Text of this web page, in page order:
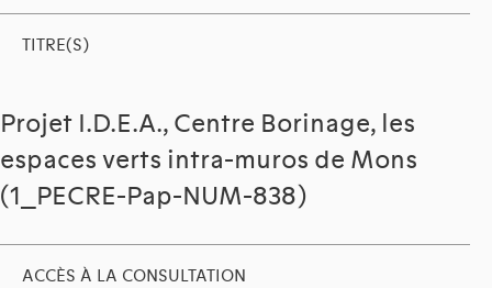
TITRE(S)
Projet I.D.E.A., Centre Borinage, les
espaces verts intra-muros de Mons
(1_PECRE-Pap-NUM-838)
ACCÈS À LA CONSULTATION